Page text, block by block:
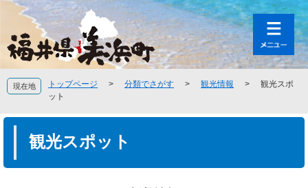
の
頭
で
。
ー
飛
ば
て
へ
現在地 トップページ > 分類でさがす > 観光情報 >
観光スポ
ット
観光スポット